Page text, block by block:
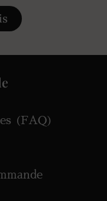
(FAQ)